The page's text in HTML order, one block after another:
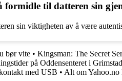
til datteren sin
sin viktigheten av å være
bør vite • Kingsman: The Secret
på Oddensenteret i
med USB • Alt om Yahoo.no